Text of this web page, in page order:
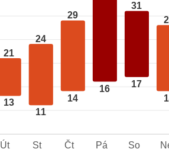
21
13
24
11
29
14
16
31
17
Út St Čt Pá So